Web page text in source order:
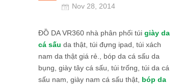
Nov 28, 2014
ĐỒ DA VR360 nhà phân phối túi giày da
cá sấu da thật, túi đựng ipad, túi xách
nam da thật giá rẻ., bóp da cá sấu da
bụng, giày tây cá sấu, túi trống, túi da cá
sấu nam, giày nam cá sấu thật, bóp da